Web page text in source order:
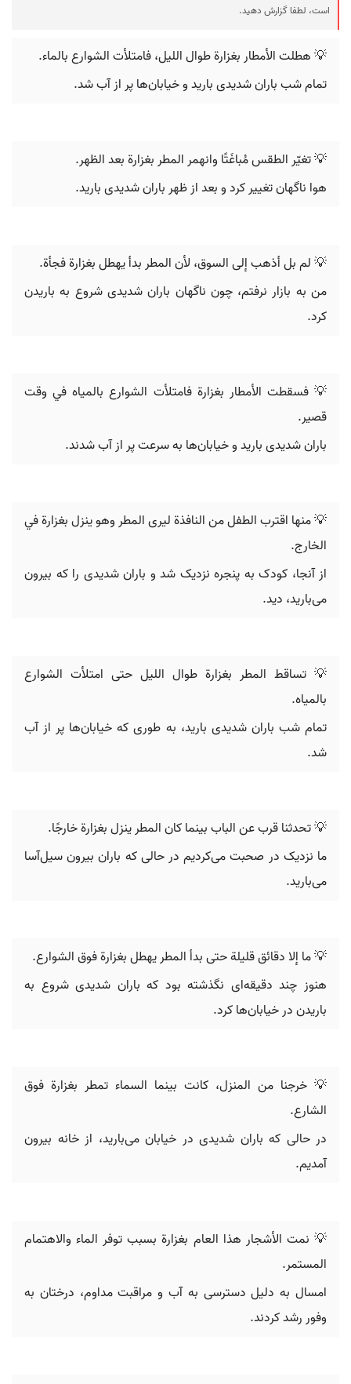
است، لطفا گزارش دهید.
💡 هطلت الأمطار بغزارة طوال الليل، فامتلأت الشوارع بالماء.
تمام شب باران شدیدی بارید و خیابان‌ها پر از آب شد.
💡 تغيّر الطقس مُباغَتًا وانهمر المطر بغزارة بعد الظهر.
هوا ناگهان تغییر کرد و بعد از ظهر باران شدیدی بارید.
💡 لم بل أذهب إلى السوق، لأن المطر بدأ يهطل بغزارة فجأة.
من به بازار نرفتم، چون ناگهان باران شدیدی شروع به باریدن
کرد.
💡 فسقطت الأمطار بغزارة فامتلأت الشوارع بالمياه في وقت
قصير.
باران شدیدی بارید و خیابان‌ها به سرعت پر از آب شدند.
💡 منها اقترب الطفل من النافذة ليرى المطر وهو ينزل بغزارة في
الخارج.
از آنجا، کودک به پنجره نزدیک شد و باران شدیدی را که بیرون
می‌بارید، دید.
💡 تساقط المطر بغزارة طوال الليل حتى امتلأت الشوارع
بالمياه.
تمام شب باران شدیدی بارید، به طوری که خیابان‌ها پر از آب
شد.
💡 تحدثنا قرب عن الباب بينما كان المطر ينزل بغزارة خارجًا.
ما نزدیک در صحبت می‌کردیم در حالی که باران بیرون سیل‌آسا
می‌بارید.
💡 ما إلا دقائق قليلة حتى بدأ المطر يهطل بغزارة فوق الشوارع.
هنوز چند دقیقه‌ای نگذشته بود که باران شدیدی شروع به
باریدن در خیابان‌ها کرد.
💡 خرجنا من المنزل، كانت بينما السماء تمطر بغزارة فوق
الشارع.
در حالی که باران شدیدی در خیابان می‌بارید، از خانه بیرون
آمدیم.
💡 نمت الأشجار هذا العام بغزارة بسبب توفر الماء والاهتمام
المستمر.
امسال به دلیل دسترسی به آب و مراقبت مداوم، درختان به
وفور رشد کردند.